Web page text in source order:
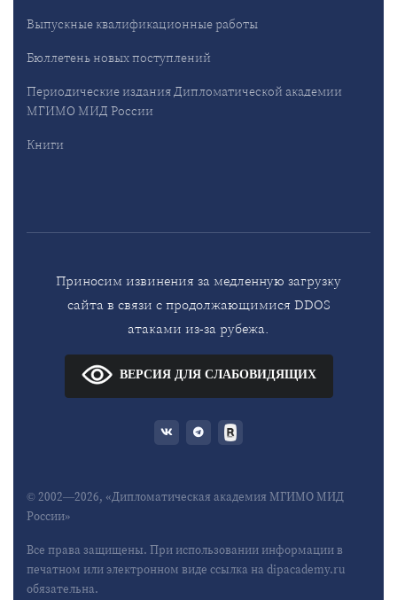
Выпускные квалификационные работы
Бюллетень новых поступлений
Периодические издания Дипломатической академии
МГИМО МИД России
Книги
Приносим извинения за медленную загрузку
сайта в связи с продолжающимися DDOS
атаками из-за рубежа.
ВЕРСИЯ ДЛЯ СЛАБОВИДЯЩИХ
© 2002—2026, «Дипломатическая академия МГИМО МИД
России»
Все права защищены. При использовании информации в
печатном или электронном виде ссылка на dipacademy.ru
обязательна.